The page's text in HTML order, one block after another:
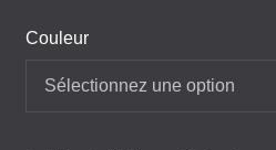
Couleur
Sélectionnez une option